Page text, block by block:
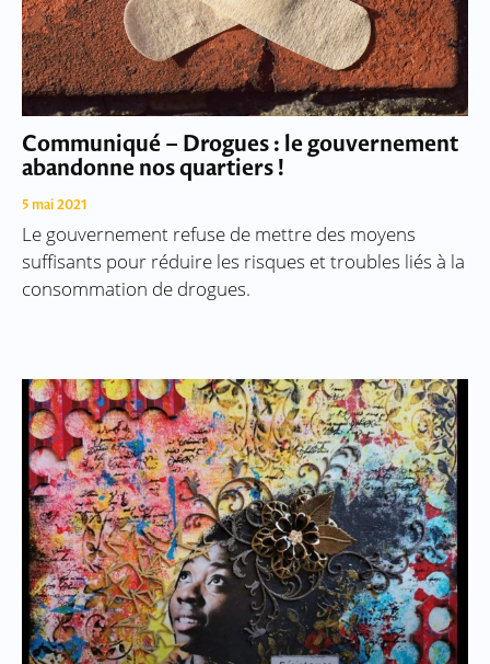
Communiqué – Drogues : le gouvernement
abandonne nos quartiers !
5 mai 2021
Le gouvernement refuse de mettre des moyens
suffisants pour réduire les risques et troubles liés à la
consommation de drogues.